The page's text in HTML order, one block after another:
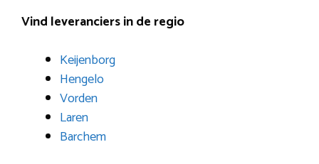
Vind leveranciers in de regio
Keijenborg
Hengelo
Vorden
Laren
Barchem